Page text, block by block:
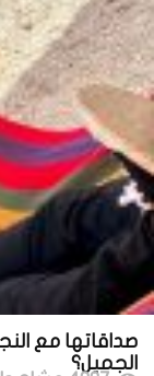
صداقاتها مع
الجميل؟